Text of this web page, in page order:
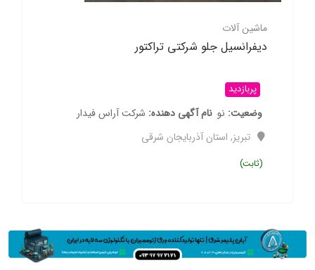
ماشین آلات
دیفرانسیل جلو شرکتی تراکتور
پربازدید
وضعیت نو نام آگهی دهنده شرکت آراس فیدار
تبریز, استان آذربایجان شرقی
(ثابت)